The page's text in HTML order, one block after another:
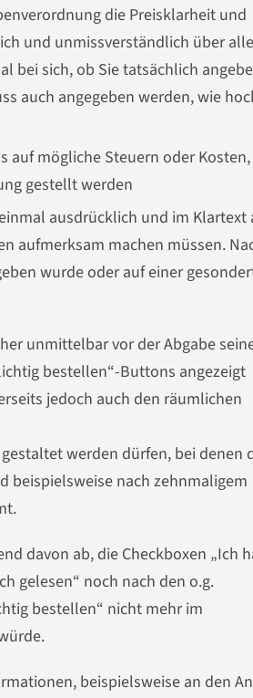
die Preisklarheit und
und unmissverständlich über alle
bei sich, ob Sie tatsächlich
auch angegeben werden, wie
auf mögliche Steuern oder
gestellt werden
ausdrücklich und im Klartext
aufmerksam machen müssen.
wurde oder auf einer
unmittelbar vor der Abgabe
bestellen“-Buttons angezeigt
jedoch auch den räumlichen
werden dürfen, bei denen
beispielsweise nach zehnmaligem
davon ab, die Checkboxen „Ich
gelesen“ noch nach den o.g.
bestellen“ nicht mehr im
beispielsweise an den